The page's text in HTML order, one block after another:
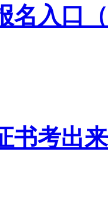
名入口
书考出